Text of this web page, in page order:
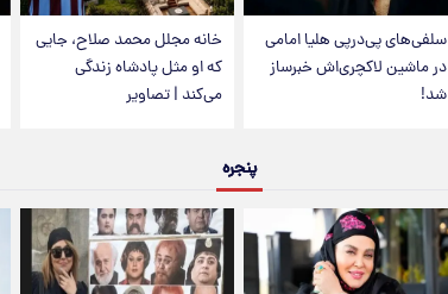
سلفی‌های پی‌درپی هلیا امامی
در ماشین لاکچری‌اش خبرساز
شد!
خانه مجلل محمد صلاح، جایی
که او مثل پادشاه زندگی
می‌کند | تصاویر
پنجره